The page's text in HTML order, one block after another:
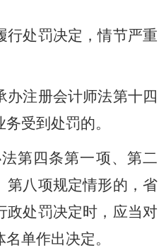
行处罚决定，情节严重
办注册会计师法第十四
受到处罚的。
第四条第一项、第二
第八项规定情形的，省
政处罚决定时，应当对
单作出决定。